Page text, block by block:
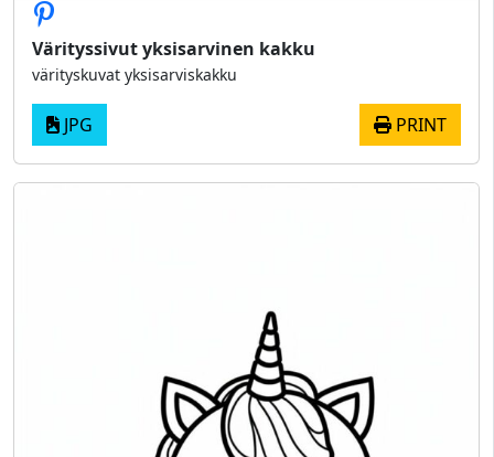
Värityssivut yksisarvinen kakku
värityskuvat yksisarviskakku
JPG PRINT